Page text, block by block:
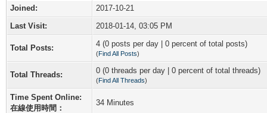
Joined:
2017-10-21
Last Visit:
2018-01-14, 03:05 PM
Total Posts: 4 (0 posts per day | 0 percent of total posts)
(Find All Posts)
Total Threads: 0 (0 threads per day | 0 percent of total threads)
(Find All Threads)
Time Spent Online:
在線使用時間：
34 Minutes